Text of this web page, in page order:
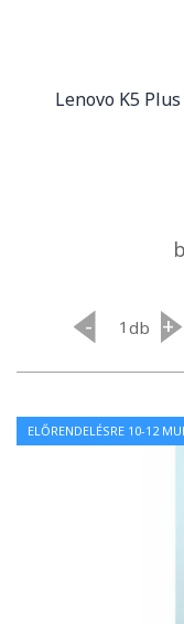
Lenovo K5
- db +
ELŐRENDELÉSRE 10-12